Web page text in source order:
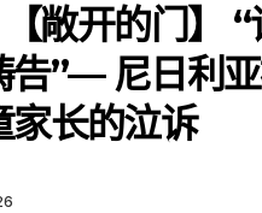
敞开的门】 “
告”— 尼日利
家长的泣诉